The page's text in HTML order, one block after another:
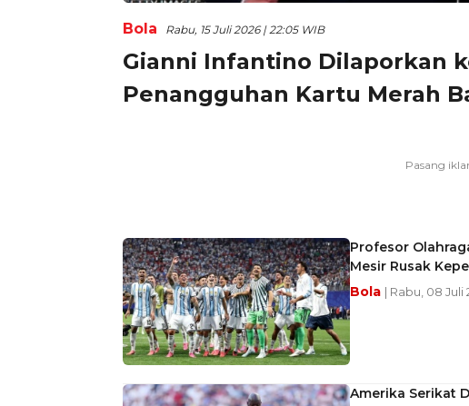
Bola Rabu, 15 Juli 2026 | 22:05 WIB
Gianni Infantino Dilaporkan
Penangguhan Kartu Merah
Profesor
Mesir Rusak
Bola | Rabu, 08 Juli
Amerika Serikat